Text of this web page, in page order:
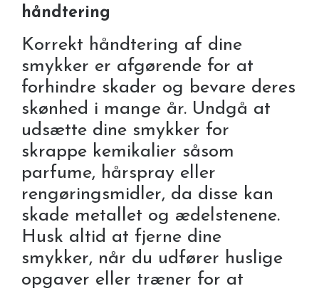
håndtering
Korrekt håndtering af dine
smykker er afgørende for at
forhindre skader og bevare deres
skønhed i mange år. Undgå at
udsætte dine smykker for
skrappe kemikalier såsom
parfume, hårspray eller
rengøringsmidler, da disse kan
skade metallet og ædelstenene.
Husk altid at fjerne dine
smykker, når du udfører huslige
opgaver eller træner for at